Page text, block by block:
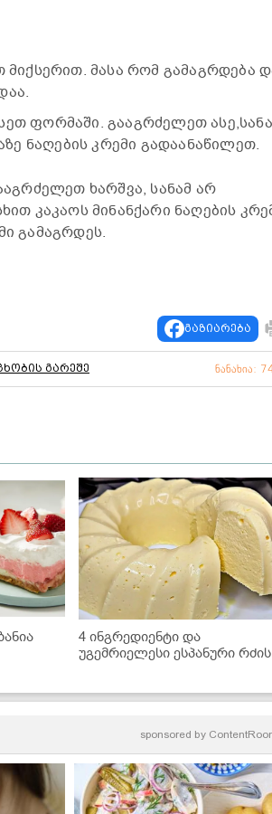
მიქსერით. მასა რომ გამაგრდება
ფორმაში. გააგრძელეთ
ნაღების კრემი გადაანაწილეთ.
ხარშვა, სანამ არ
კაკაოს მინანქარი ნაღების
გამაგრდეს.
გაზიარება
გარეშე ნანახია:
4 ინგრედიენტი და
უგემრიელესი ესპანური რძის
sponsored by